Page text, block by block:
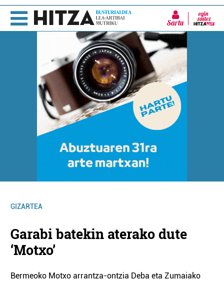
Sartu
GIZARTEA
Garabi batekin aterako dute
‘Motxo’
Bermeoko Motxo arrantza-ontzia Deba eta Zumaiako